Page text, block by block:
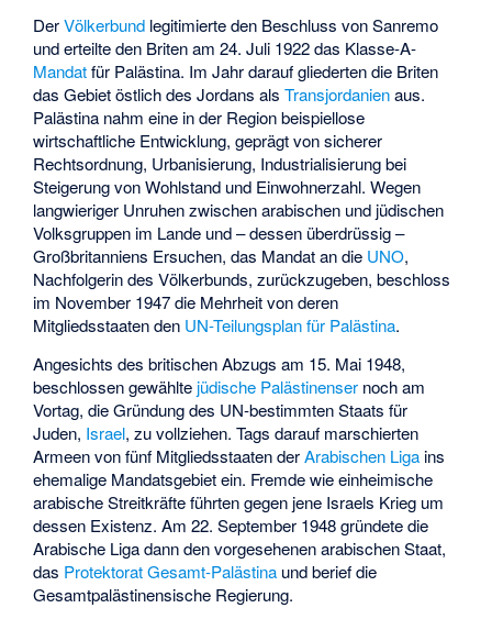
DerVölkerbund legitimierte den Beschluss von Sanremo
und erteilte den Briten am 24. Juli 1922 das Klasse-A-
Mandatfür Palästina. Im Jahr darauf gliederten die Briten
das Gebiet östlich des Jordans alsTransjordanienaus.
Palästina nahm eine in der Region beispiellose
wirtschaftliche Entwicklung, geprägt von sicherer
Rechtsordnung, Urbanisierung, Industrialisierung bei
Steigerung von Wohlstand und Einwohnerzahl. Wegen
langwieriger Unruhen zwischen arabischen und jüdischen
Volksgruppen im Lande und – dessen überdrüssig –
Großbritanniens Ersuchen, das Mandat an die UNO,
Nachfolgerin des Völkerbunds, zurückzugeben, beschloss
im November 1947 die Mehrheit von deren
Mitgliedsstaaten den UN-Teilungsplan für Palästina.
Angesichts des britischen Abzugs am 15. Mai 1948,
beschlossen gewählte jüdische Palästinenser noch am
Vortag, die Gründung des UN-bestimmten Staats für
Juden, Israel, zu vollziehen. Tags darauf marschierten
Armeen von fünf Mitgliedsstaaten derArabischen Liga ins
ehemalige Mandatsgebiet ein. Fremde wie einheimische
arabische Streitkräfte führten gegen jene Israels Krieg um
dessen Existenz. Am 22. September 1948 gründete die
Arabische Liga dann den vorgesehenen arabischen Staat,
das Protektorat Gesamt-Palästina und berief die
Gesamtpalästinensische Regierung.